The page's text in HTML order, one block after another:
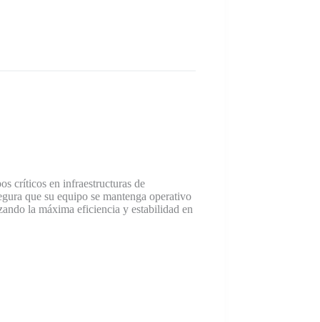
críticos en infraestructuras de
que su equipo se mantenga operativo
la máxima eficiencia y estabilidad en